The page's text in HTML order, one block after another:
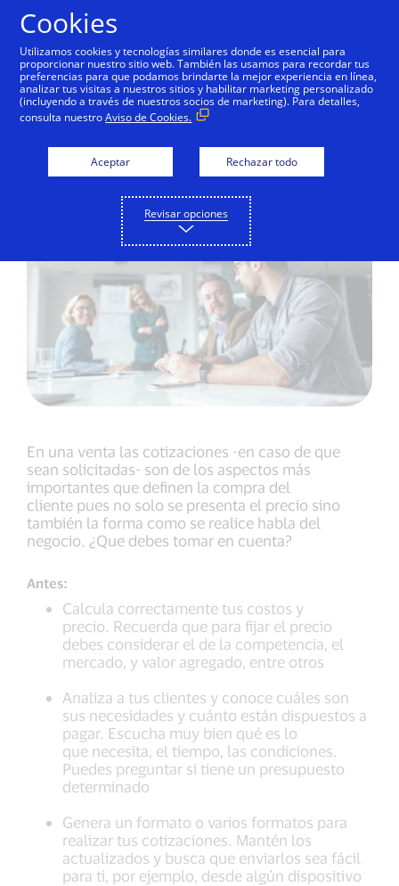
EDUCACIÓN DIGITAL
Al momento de cotizar
¡no olvides!
En una venta las cotizaciones -en caso de que
sean solicitadas- son de los aspectos más
importantes que definen la compra del
cliente pues no solo se presenta el precio sino
también la forma como se realice habla del
negocio. ¿Que debes tomar en cuenta?
Antes:
Calcula correctamente tus costos y
precio. Recuerda que para fijar el precio
debes considerar el de la competencia, el
mercado, y valor agregado, entre otros
Analiza a tus clientes y conoce cuáles son
sus necesidades y cuánto están dispuestos a
pagar. Escucha muy bien qué es lo
que necesita, el tiempo, las condiciones.
Puedes preguntar si tiene un presupuesto
determinado
Genera un formato o varios formatos para
realizar tus cotizaciones. Mantén los
actualizados y busca que enviarlos sea fácil
para ti, por ejemplo, desde algún dispositivo
Cookies
Utilizamos cookies y tecnologías similares donde es esencial para
proporcionar nuestro sitio web. También las usamos para recordar tus
preferencias para que podamos brindarte la mejor experiencia en línea,
analizar tus visitas a nuestros sitios y habilitar marketing personalizado
(incluyendo a través de nuestros socios de marketing). Para detalles,
consulta nuestroAviso de Cookies.
Aceptar Rechazar todo
Revisar opciones